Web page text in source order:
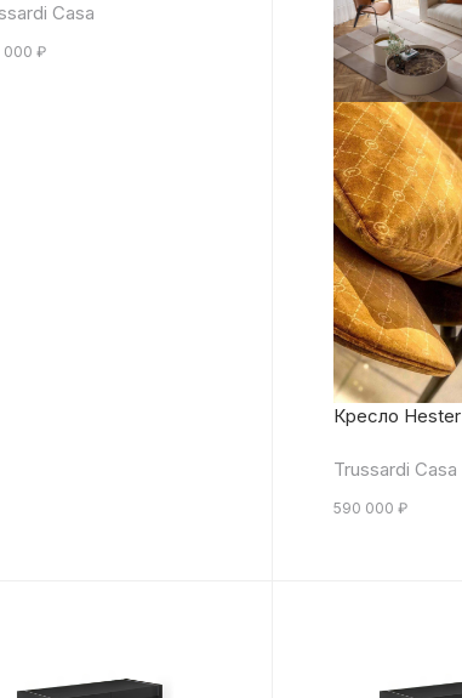
Casa
000 ₽
Кресло Hester
Trussardi Casa
590 000 ₽